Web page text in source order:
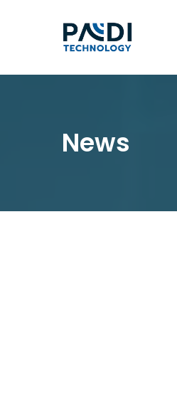
News